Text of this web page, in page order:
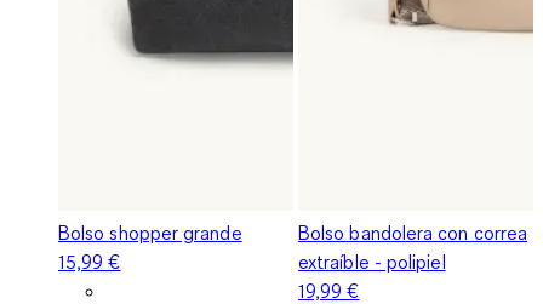
Bolso shopper grande
15,99 €
Bolso bandolera con correa
extraíble - polipiel
19,99 €